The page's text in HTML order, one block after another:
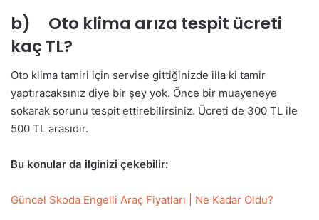
b) Oto klima arıza tespit ücreti
kaç TL?
Oto klima tamiri için servise gittiğinizde illa ki tamir
yaptıracaksınız diye bir şey yok. Önce bir muayeneye
sokarak sorunu tespit ettirebilirsiniz. Ücreti de 300 TL ile
500 TL arasıdır.
Bu konular da ilginizi çekebilir:
Güncel Skoda Engelli Araç Fiyatları | Ne Kadar Oldu?